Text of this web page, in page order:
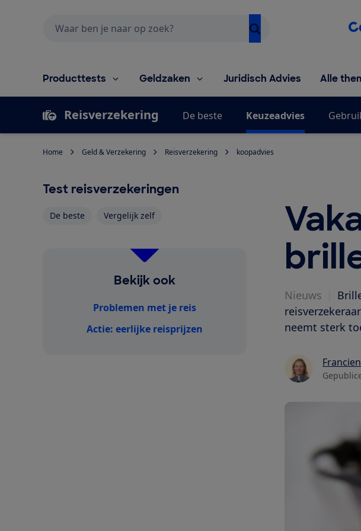
Producttests Geldzaken Juridisch Advies Alle
Reisverzekering De beste Keuzeadvies
Home Geld & Verzekering Reisverzekering koopadvies
Nieuws
neemt sterk
Test reisverzekeringen
De beste Vergelijk zelf
Bekijk ook
Problemen met je reis
Actie: eerlijke reisprijzen